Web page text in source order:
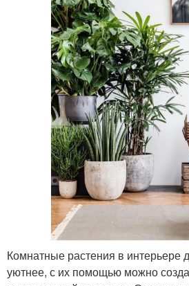
Комнатные растения в
уютнее, с их помощью можно